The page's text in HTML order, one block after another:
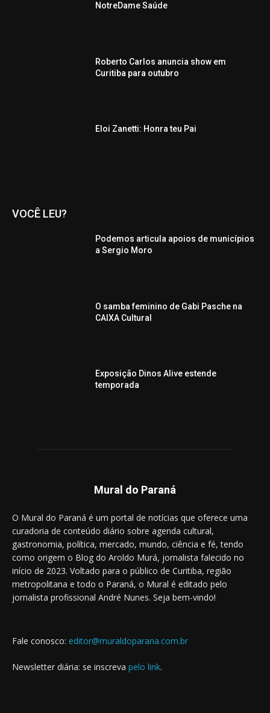
NotreDame Saúde
Roberto Carlos anuncia show em
Curitiba para outubro
Eloi Zanetti: Honra teu Pai
VOCÊ LEU?
Podemos articula apoios de municípios
a Sergio Moro
O samba feminino de Gabi Pasche na
CAIXA Cultural
Exposição Dinos Alive estende
temporada
Mural do Paraná
O Mural do Paraná é um portal de notícias que oferece uma
curadoria de conteúdo diário sobre agenda cultural,
gastronomia, política, mercado, mundo, ciência e fé, tendo
como origem o Blog do Aroldo Murá, jornalista falecido no
início de 2023. Voltado para o público de Curitiba, região
metropolitana e todo o Paraná, o Mural é editado pelo
jornalista profissional André Nunes. Seja bem-vindo!
Fale conosco: editor@muraldoparana.com.br
Newsletter diária: se inscreva pelo link.